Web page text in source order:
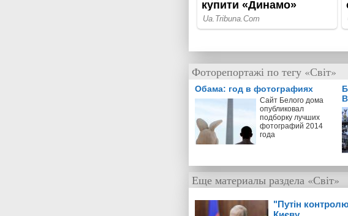
Фоторепортажі по тегу «Світ»
Обама: год в фотографиях
Cайт Белого дома
опубликовал
подборку лучших
фотографий 2014
года
Еще материалы раздела «Світ»
"Путін